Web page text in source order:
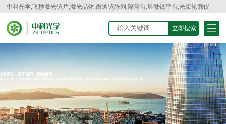
中科光学,飞秒激光镜片,激光晶体,微透镜阵列,隔震台,显微镜平台,光束轮廓仪